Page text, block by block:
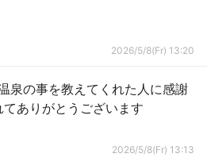
2026/5/8(Fr) 13:20
泉の事を教えてくれた人に感謝
ありがとうございます
2026/5/8(Fr) 13:13